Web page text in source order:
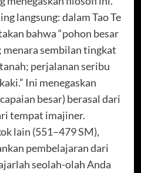
langsung: dalam Tao Te
bahwa “pohon besar
sembilan tingkat
perjalanan seribu
Ini menegaskan
besar) berasal dari
tempat imajiner.
lain (551–479 SM),
pembelajaran dari
seolah-olah Anda